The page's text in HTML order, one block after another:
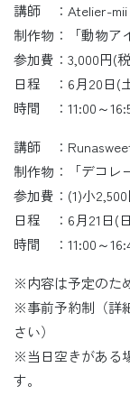
講師 ：Atelier-mii
制作物：「動物ア
参加費：3,000円(
日程 ：6月20日(
時間 ：11:00～
講師 ：
制作物：「デコレ
参加費：(1)小
日程 ：6月21日(
時間 ：11:00～
※内容は予定のた
※事前予約制（詳
さい）
※当日空きがある
す。